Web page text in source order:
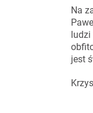
Na
ludzi
jest